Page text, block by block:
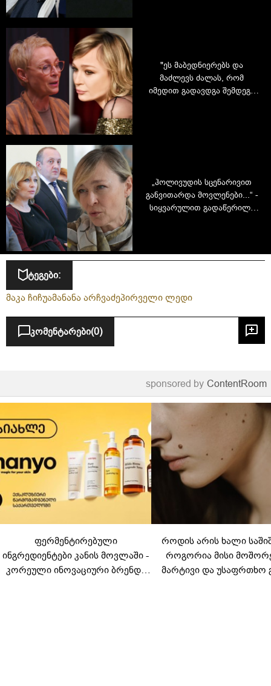
"ეს მაბედნიერებს და
მაძლევს ძალას, რომ
იმედით გადავდგა შემდეგი
„ჰოლივუდის სცენარივით
განვითარდა მოვლენები...“ -
სიყვარულით გადაწერილი
ტეგები:
მაკა ჩიჩუამანანა არჩვაძეპირველი ლედი
კომენტარები(0)
sponsored by ContentRoom
ფერმენტირებული
ინგრედიენტები კანის მოვლაში -
კორეული ინოვაციური ბრენდი
როდის არის ხალი
როგორია მისი
მარტივი და უსაფრთხო